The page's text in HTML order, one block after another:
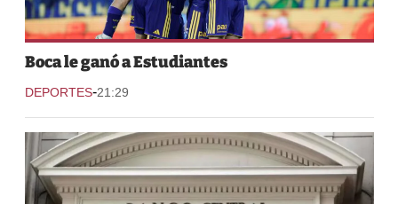
Boca le ganó a Estudiantes
DEPORTES-21:29